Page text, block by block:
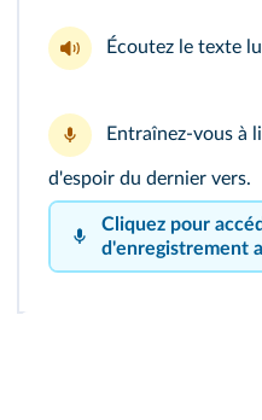
Écoutez le texte lu
Entraînez-vous à
d'espoir du dernier vers.
Cliquez pour
d'enregistrement